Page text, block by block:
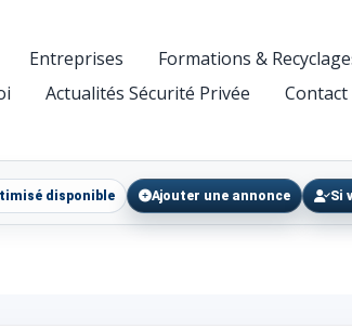
Entreprises Formations &
Actualités Sécurité Privée Contact
disponible Ajouter une annonce Si